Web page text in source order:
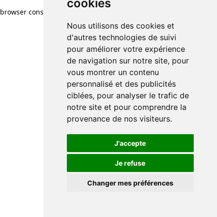
cookies
Nous utilisons des cookies et
d'autres technologies de suivi
pour améliorer votre expérience
de navigation sur notre site, pour
vous montrer un contenu
personnalisé et des publicités
ciblées, pour analyser le trafic de
notre site et pour comprendre la
provenance de nos visiteurs.
J'accepte
Je refuse
Changer mes préférences
browser console for more information)